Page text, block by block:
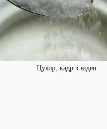
Цукор, кадр з відео